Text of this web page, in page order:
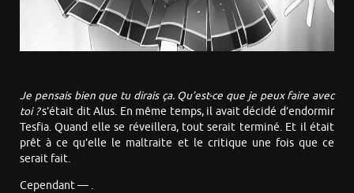
Je pensais bien que tu dirais ça. Qu’est-ce que je peux faire avec
toi ?s’était dit Alus. En même temps, il avait décidé d’endormir
Tesfia. Quand elle se réveillera, tout serait terminé. Et il était
prêt à ce qu’elle le maltraite et le critique une fois que ce
serait fait.
Cependant — .